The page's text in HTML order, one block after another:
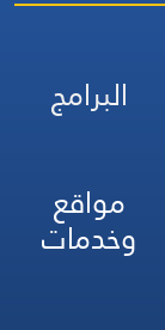
البرامج
مواقع
وخدمات